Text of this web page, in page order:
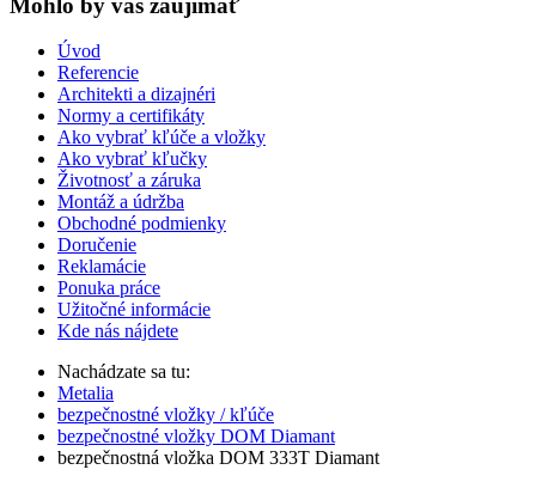
Mohlo by vas zaujímať
Úvod
Referencie
Architekti a dizajnéri
Normy a certifikáty
Ako vybrať kľúče a vložky
Ako vybrať kľučky
Životnosť a záruka
Montáž a údržba
Obchodné podmienky
Doručenie
Reklamácie
Ponuka práce
Užitočné informácie
Kde nás nájdete
Nachádzate sa tu:
Metalia
bezpečnostné vložky / kľúče
bezpečnostné vložky DOM Diamant
bezpečnostná vložka DOM 333T Diamant